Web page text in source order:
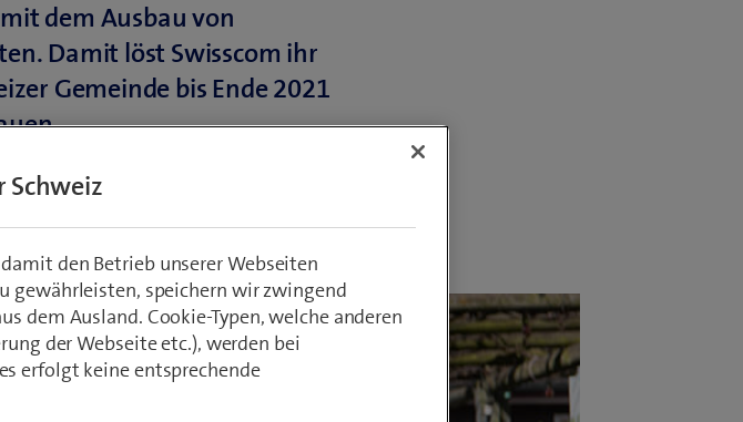
dem Ausbau von
Damit löst Swisscom ihr
Gemeinde bis Ende 2021
Schweiz
den Betrieb unserer Webseiten
gewährleisten, speichern wir zwingend
dem Ausland. Cookie-Typen, welche anderen
der Webseite etc.), werden bei
erfolgt keine entsprechende